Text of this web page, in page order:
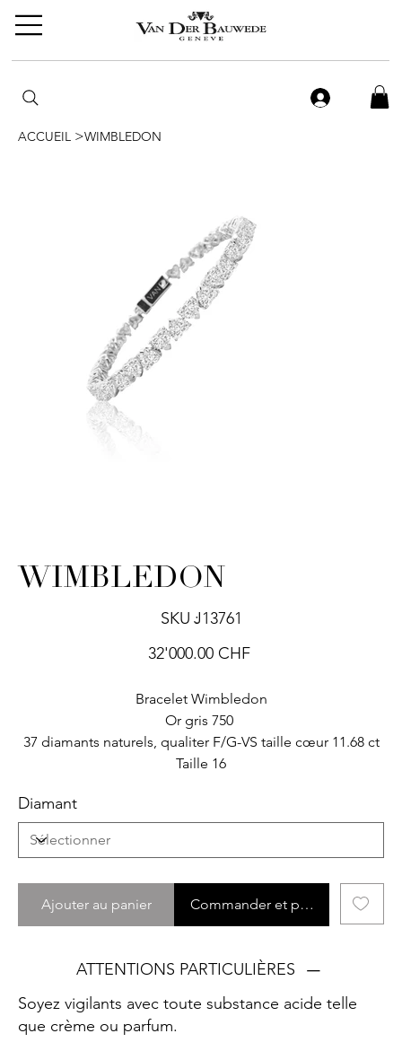
ACCUEIL >WIMBLEDON
WIMBLEDON
SKU :SKU
J13761
J13761
Prix
32'000.00 CHF
Bracelet Wimbledon
Or gris 750
37 diamants naturels, qualiter F/G-VS taille cœur 11.68 ct
Taille 16
Diamant
Ajouter au panier Commander et payer
ATTENTIONS PARTICULIÈRES
Soyez vigilants avec toute substance acide telle
que crème ou parfum.